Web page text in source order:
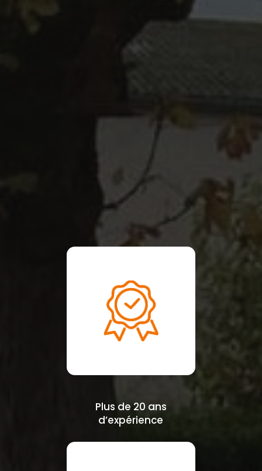
Plus de 20 ans
d’expérience